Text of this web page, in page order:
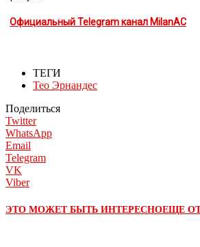
Официальный Telegram канал MilanAC
ТЕГИ
Тео Эрнандес
Поделиться
Twitter
WhatsApp
Email
Telegram
VK
Viber
ЭТО МОЖЕТ БЫТЬ ИНТЕРЕСНОЕЩЕ